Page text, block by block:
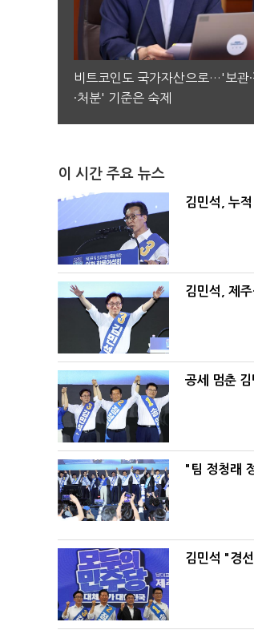
비트코인도 국가자산으로…'보관
·처분' 기준은 숙제
이 시간 주요 뉴스
김민석, 누
김민석, 제
공세 멈춘
"팀 정청래
김민석 "경